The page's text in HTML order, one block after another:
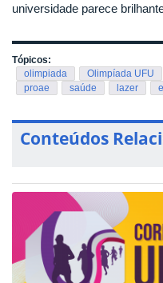
universidade parece
Tópicos:
olimpiada
Olimpíada UFU
proae
saúde lazer
Conteúdos